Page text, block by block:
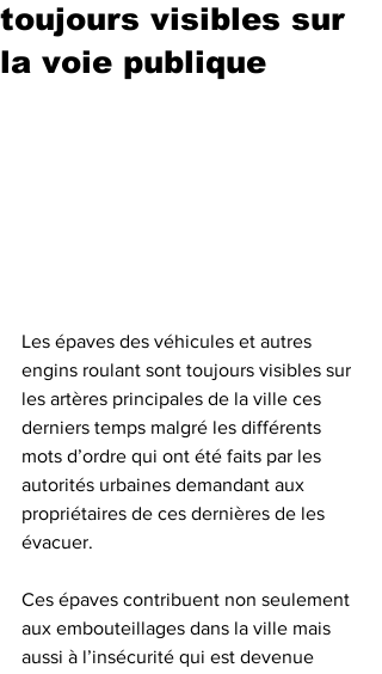
toujours visibles sur
la voie publique
Les épaves des véhicules et autres
engins roulant sont toujours visibles sur
les artères principales de la ville ces
derniers temps malgré les différents
mots d’ordre qui ont été faits par les
autorités urbaines demandant aux
propriétaires de ces dernières de les
évacuer.
Ces épaves contribuent non seulement
aux embouteillages dans la ville mais
aussi à l’insécurité qui est devenue